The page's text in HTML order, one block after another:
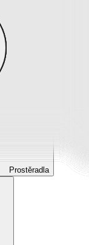
Prostěradla